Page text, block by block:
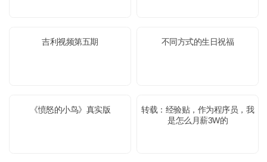
吉利视频第五期 不同方式的生日祝福
《愤怒的小鸟》真实版
转载：经验贴，作为程序员，我
是怎么月薪3W的